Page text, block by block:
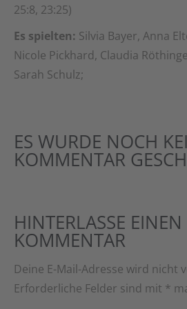
25:8, 23:25)
Es spielten: Silvia Bayer, Anna
Nicole Pickhard, Claudia
Sarah Schulz;
ES WURDE NOCH
KOMMENTAR
HINTERLASSE EINEN
KOMMENTAR
Deine E-Mail-Adresse wird nicht
Erforderliche Felder sind mit *